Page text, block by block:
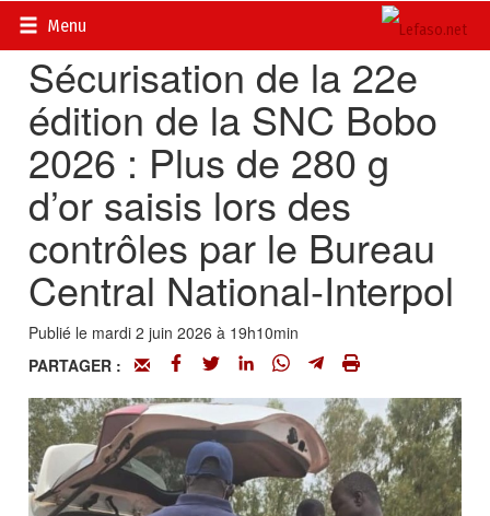
Menu
Accueil>
Sécurisation de la 22e
édition de la SNC Bobo
2026 : Plus de 280 g
d’or saisis lors des
contrôles par le Bureau
Central National-Interpol
Publié le mardi 2 juin 2026 à 19h10min
PARTAGER :